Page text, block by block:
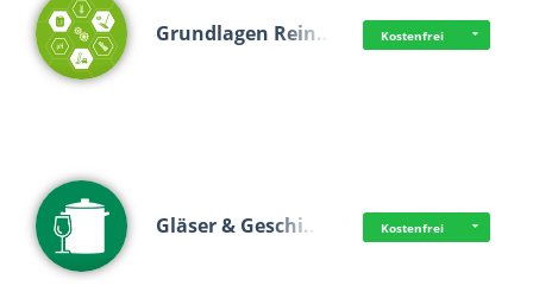
Grundlagen Rein… Kostenfrei
Gläser & Geschi… Kostenfrei